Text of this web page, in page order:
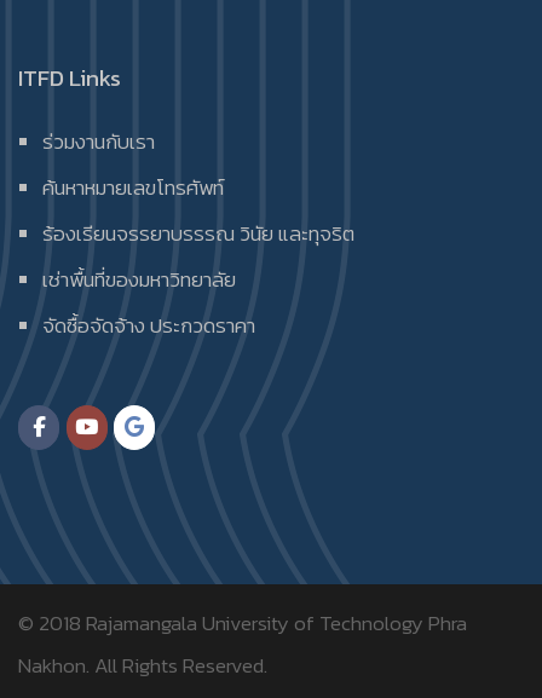
ITFD Links
ร่วมงานกับเรา
ค้นหาหมายเลขโทรศัพท์
ร้องเรียนจรรยาบรรรณ วินัย และทุจริต
เช่าพื้นที่ของมหาวิทยาลัย
จัดซื้อจัดจ้าง ประกวดราคา
© 2018 Rajamangala University of Technology Phra
Nakhon. All Rights Reserved.